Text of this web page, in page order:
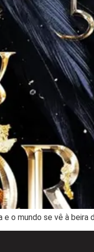
o mundo se vê à beira